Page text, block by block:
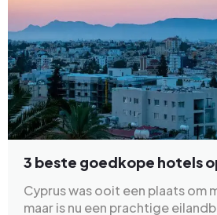
3 beste goedkope hotels
Cyprus was ooit een plaats om
maar is nu een prachtige